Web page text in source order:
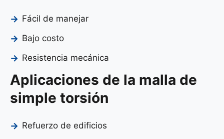
Fácil de manejar
Bajo costo
Resistencia mecánica
Aplicaciones de la malla de
simple torsión
Refuerzo de edificios